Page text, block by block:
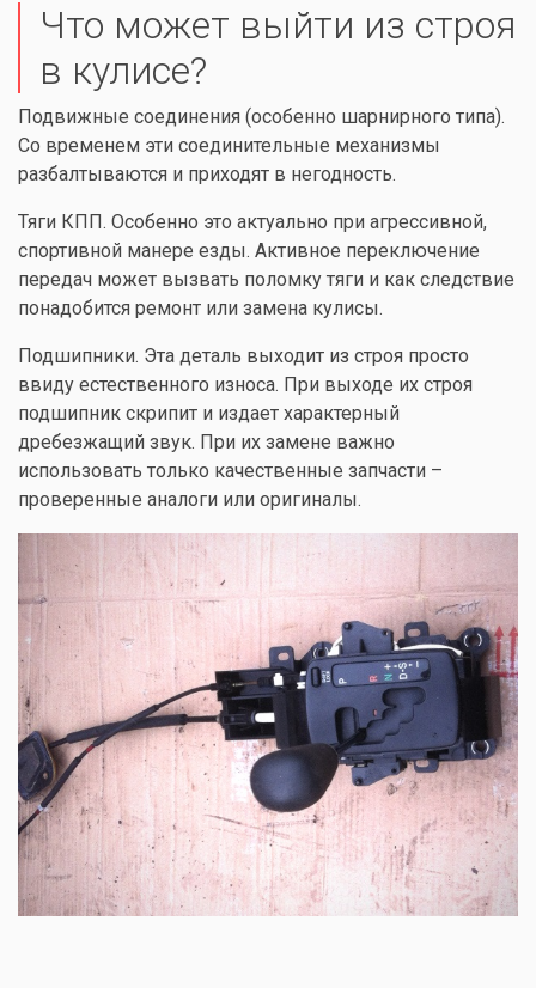
Что может выйти из строя
в кулисе?
Подвижные соединения (особенно шарнирного типа).
Со временем эти соединительные механизмы
разбалтываются и приходят в негодность.
Тяги КПП. Особенно это актуально при агрессивной,
спортивной манере езды. Активное переключение
передач может вызвать поломку тяги и как следствие
понадобится ремонт или замена кулисы.
Подшипники. Эта деталь выходит из строя просто
ввиду естественного износа. При выходе их строя
подшипник скрипит и издает характерный
дребезжащий звук. При их замене важно
использовать только качественные запчасти –
проверенные аналоги или оригиналы.